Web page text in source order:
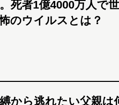
死者1億4000万人で
のウイルスとは？
から逃れたい父親は